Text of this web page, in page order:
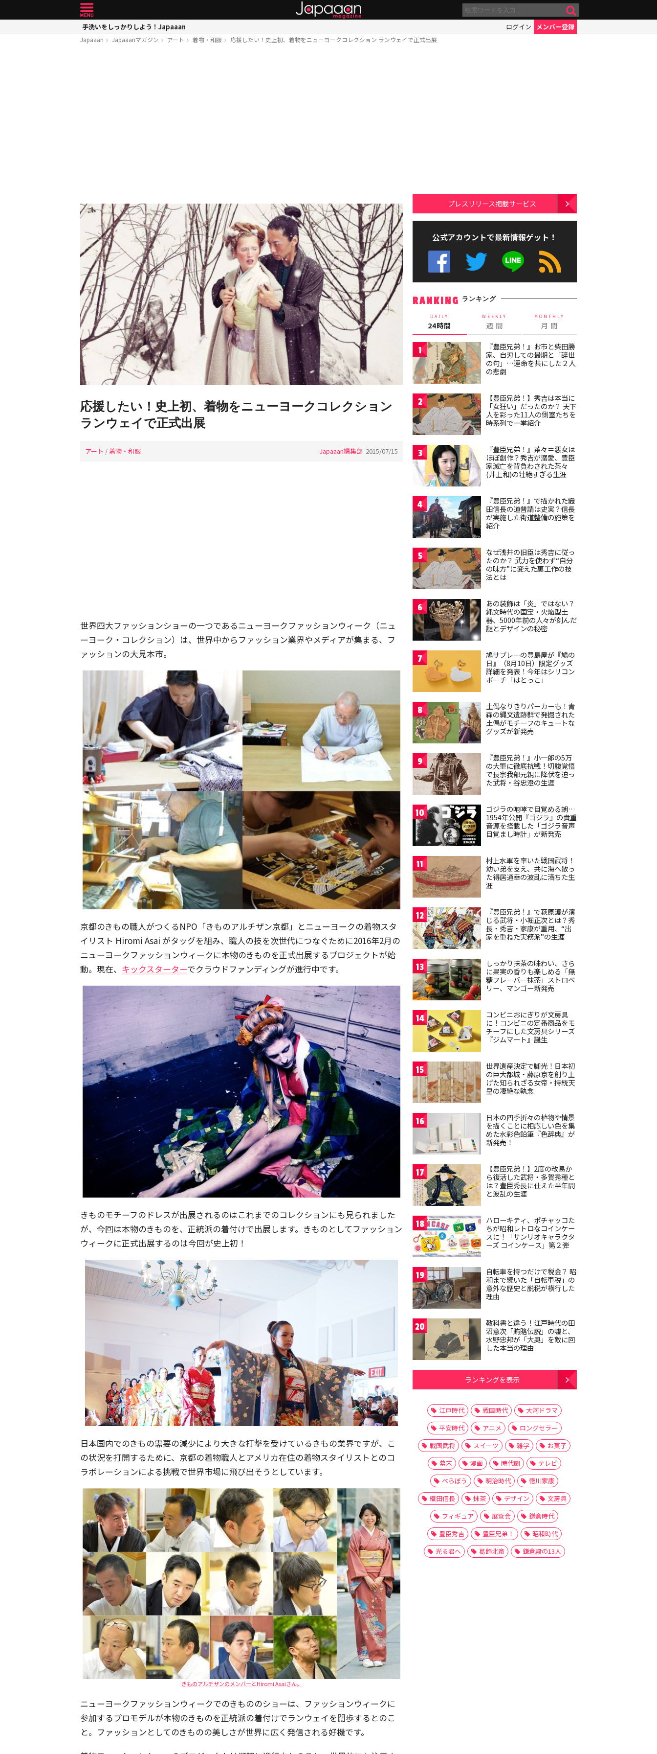
手洗いをしっかりしよう！Japaaan ログイン メンバー登録
Japaaan Japaaanマガジン アート 着物・和服 応援したい！史上初、着物をニューヨークコレクション ランウェイで正式出展
応援したい！史上初、着物をニューヨークコレクション
ランウェイで正式出展
アート /着物・和服 Japaaan編集部 2015/07/15
世界四大ファッションショーの一つであるニューヨークファッションウィーク（ニュ
ーヨーク・コレクション）は、世界中からファッション業界やメディアが集まる、フ
ァッションの大見本市。
京都のきもの職人がつくるNPO「きものアルチザン京都」とニューヨークの着物スタ
イリスト Hiromi Asai がタッグを組み、職人の技を次世代につなぐために2016年2月の
ニューヨークファッションウィークに本物のきものを正式出展するプロジェクトが始
動。現在、 キックスターターでクラウドファンディングが進行中です。
きものモチーフのドレスが出展されるのはこれまでのコレクションにも見られました
が、今回は本物のきものを、正統派の着付けで出展します。きものとしてファッション
ウィークに正式出展するのは今回が史上初！
日本国内でのきもの需要の減少により大きな打撃を受けているきもの業界ですが、こ
の状況を打開するために、京都の着物職人とアメリカ在住の着物スタイリストとのコ
ラボレーションによる挑戦で世界市場に飛び出そうとしています。
きものアルチザンのメンバーとHiromi Asaiさん。
ニューヨークファッションウィークでのきもののショーは、ファッションウィークに
参加するプロモデルが本物のきものを正統派の着付けでランウェイを闊歩するとのこ
と。ファッションとしてのきものの美しさが世界に広く発信される好機です。
プレスリリース掲載サービス
公式アカウントで最新情報ゲット！
RANKING ランキング
DAILY
24時間
WEEKLY
週 間
MONTHLY
月 間
1
『豊臣兄弟！』お市と柴田勝
家、自刃しての最期と「辞世
の句」…運命を共にした２人
の悲劇
2
【豊臣兄弟！】秀吉は本当に
「女狂い」だったのか？ 天下
人を彩った11人の側室たちを
時系列で一挙紹介
3
『豊臣兄弟！』茶々＝悪女は
ほぼ創作？秀吉が溺愛、豊臣
家滅亡を背負わされた茶々
(井上和)の壮絶すぎる生涯
4
『豊臣兄弟！』で描かれた織
田信長の道普請は史実？信長
が実施した街道整備の施策を
紹介
5
なぜ浅井の旧臣は秀吉に従っ
たのか？ 武力を使わず“自分
の味方”に変えた裏工作の技
法とは
6
あの装飾は「炎」ではない？
縄文時代の国宝・火焔型土
器、5000年前の人々が刻んだ
謎とデザインの秘密
7
鳩サブレーの豊島屋が『鳩の
日』（8月10日）限定グッズ
詳細を発表！今年はシリコン
ポーチ「はとっこ」
8
土偶なりきりパーカーも！青
森の縄文遺跡群で発掘された
土偶がモチーフのキュートな
グッズが新発売
9
『豊臣兄弟！』小一郎の5万
の大軍に徹底抗戦！切腹覚悟
で長宗我部元親に降伏を迫っ
た武将・谷忠澄の生涯
10
ゴジラの咆哮で目覚める朝…
1954年公開『ゴジラ』の貴重
音源を搭載した「ゴジラ音声
目覚まし時計」が新発売
11
村上水軍を率いた戦国武将！
幼い弟を支え、共に海へ散っ
た得居通幸の波乱に満ちた生
涯
12
『豊臣兄弟！』で萩原護が演
じる武将・小堀正次とは？秀
長・秀吉・家康が重用、“出
家を重ねた実務派”の生涯
13
しっかり抹茶の味わい、さら
に果実の香りも楽しめる「無
糖フレーバー抹茶」ストロベ
リー、マンゴー新発売
14
コンビニおにぎりが文房具
に！コンビニの定番商品をモ
チーフにした文房具シリーズ
『ジムマート』誕生
15
世界遺産決定で脚光！日本初
の巨大都城・藤原京を創り上
げた知られざる女帝・持統天
皇の凄絶な執念
16
日本の四季折々の植物や情景
を描くことに相応しい色を集
めた水彩色鉛筆『色辞典』が
新発売！
17
【豊臣兄弟！】2度の改易か
ら復活した武将・多賀秀種と
は？豊臣秀長に仕えた半年間
と波乱の生涯
18
ハローキティ、ポチャッコた
ちが昭和レトロなコインケー
スに！「サンリオキャラクタ
ーズ コインケース」第２弾
19
自転車を持つだけで税金？ 昭
和まで続いた「自転車税」の
意外な歴史と脱税が横行した
理由
20
教科書と違う！江戸時代の田
沼意次「賄賂伝説」の嘘と、
水野忠邦が「大奥」を敵に回
した本当の理由
ランキングを表示
江戸時代 戦国時代
大河ドラマ
平安時代
アニメ
ロングセラー
戦国武将
スイーツ 雑学
お菓子
幕末
漫画 時代劇
テレビ
べらぼう
明治時代
徳川家康
織田信長
抹茶 デザイン
文房具
フィギュア
展覧会
鎌倉時代
豊臣秀吉
豊臣兄弟！
昭和時代
光る君へ
葛飾北斎 鎌倉殿の13人